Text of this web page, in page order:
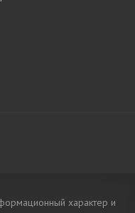
характер и